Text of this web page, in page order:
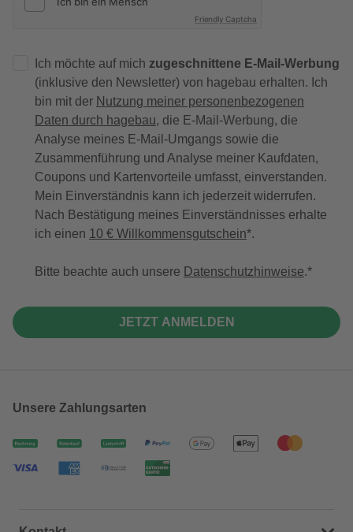
Friendly Captcha
Ich möchte auf mich zugeschnittene E-Mail-Werbung
(inklusive den Newsletter) von hagebau erhalten. Ich
bin mit der Nutzung meiner personenbezogenen
Daten durch hagebau, die E-Mail-Werbung, die
Analyse meines E-Mail-Umgangs sowie die
Zusammenführung und Analyse meiner Kaufdaten,
Coupons und Kartenvorteile umfasst, einverstanden.
Mein Einverständnis kann ich jederzeit widerrufen.
Nach Bestätigung meines Einverständnisses erhalte
ich einen 10 € Willkommensgutschein*.
Bitte beachte auch unsere Datenschutzhinweise.
JETZT ANMELDEN
Unsere Zahlungsarten